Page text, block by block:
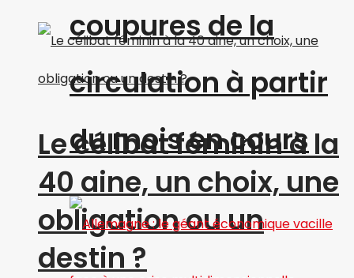
Le célibat féminin à la
40 aine, un choix, une
obligation ou un
destin ?
coupures de la
circulation à partir
du mois en cours